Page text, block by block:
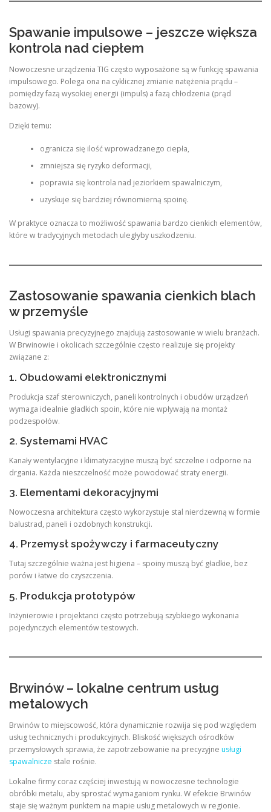
Spawanie impulsowe – jeszcze większa
kontrola nad ciepłem
Nowoczesne urządzenia TIG często wyposażone są w funkcję spawania
impulsowego. Polega ona na cyklicznej zmianie natężenia prądu –
pomiędzy fazą wysokiej energii (impuls) a fazą chłodzenia (prąd
bazowy).
Dzięki temu:
ogranicza się ilość wprowadzanego ciepła,
zmniejsza się ryzyko deformacji,
poprawia się kontrola nad jeziorkiem spawalniczym,
uzyskuje się bardziej równomierną spoinę.
W praktyce oznacza to możliwość spawania bardzo cienkich elementów,
które w tradycyjnych metodach uległyby uszkodzeniu.
Zastosowanie spawania cienkich blach
w przemyśle
Usługi spawania precyzyjnego znajdują zastosowanie w wielu branżach.
W Brwinowie i okolicach szczególnie często realizuje się projekty
związane z:
1. Obudowami elektronicznymi
Produkcja szaf sterowniczych, paneli kontrolnych i obudów urządzeń
wymaga idealnie gładkich spoin, które nie wpływają na montaż
podzespołów.
2. Systemami HVAC
Kanały wentylacyjne i klimatyzacyjne muszą być szczelne i odporne na
drgania. Każda nieszczelność może powodować straty energii.
3. Elementami dekoracyjnymi
Nowoczesna architektura często wykorzystuje stal nierdzewną w formie
balustrad, paneli i ozdobnych konstrukcji.
4. Przemysł spożywczy i farmaceutyczny
Tutaj szczególnie ważna jest higiena – spoiny muszą być gładkie, bez
porów i łatwe do czyszczenia.
5. Produkcja prototypów
Inżynierowie i projektanci często potrzebują szybkiego wykonania
pojedynczych elementów testowych.
Brwinów – lokalne centrum usług
metalowych
Brwinów to miejscowość, która dynamicznie rozwija się pod względem
usług technicznych i produkcyjnych. Bliskość większych ośrodków
przemysłowych sprawia, że zapotrzebowanie na precyzyjne usługi
spawalnicze stale rośnie.
Lokalne firmy coraz częściej inwestują w nowoczesne technologie
obróbki metalu, aby sprostać wymaganiom rynku. W efekcie Brwinów
staje się ważnym punktem na mapie usług metalowych w regionie.